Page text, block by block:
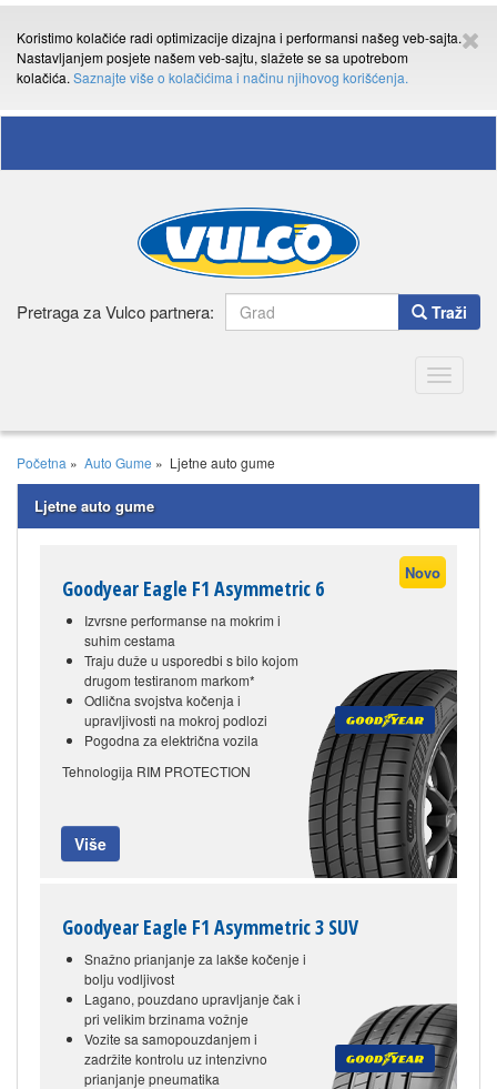
Koristimo kolačiće radi optimizacije dizajna i performansi našeg veb-sajta.
Nastavljanjem posjete našem veb-sajtu, slažete se sa upotrebom
kolačića. Saznajte više o kolačićima i načinu njihovog korišćenja.
Pretraga za Vulco partnera: Traži
Toggle
Početna » Auto Gume » Ljetne auto gume
Ljetne auto gume
Goodyear Eagle F1 Asymmetric 6
Novo
Izvrsne performanse na mokrim i
suhim cestama
Traju duže u usporedbi s bilo kojom
drugom testiranom markom*
Odlična svojstva kočenja i
upravljivosti na mokroj podlozi
Pogodna za električna vozila
Tehnologija RIM PROTECTION
Više
Goodyear Eagle F1 Asymmetric 3 SUV
Snažno prianjanje za lakše kočenje i
bolju vodljivost
Lagano, pouzdano upravljanje čak i
pri velikim brzinama vožnje
Vozite sa samopouzdanjem i
zadržite kontrolu uz intenzivno
prianjanje pneumatika